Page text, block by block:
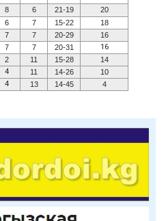
8 6 21-19
20
6 7 15-22
18
7 7 20-29
16
7 7 20-31 16
2 11 15-28
14
4 11 14-26
10
4 13 14-45 4